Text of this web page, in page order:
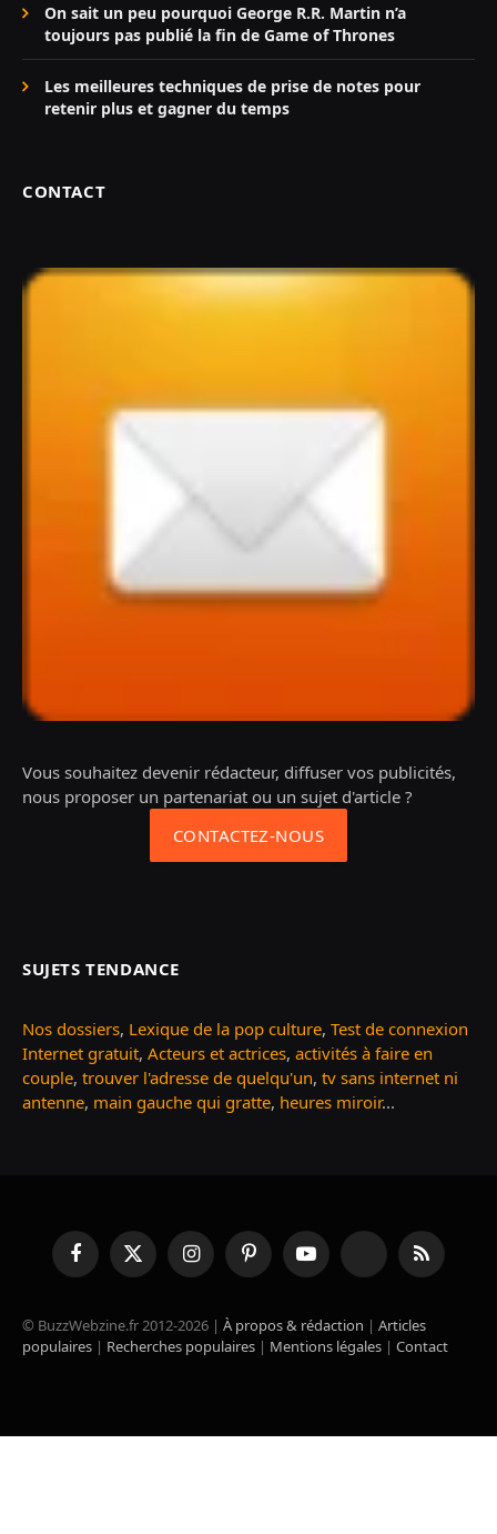
On sait un peu pourquoi George R.R. Martin n’a
toujours pas publié la fin de Game of Thrones
Les meilleures techniques de prise de notes pour
retenir plus et gagner du temps
CONTACT
Vous souhaitez devenir rédacteur, diffuser vos publicités,
nous proposer un partenariat ou un sujet d'article ?
CONTACTEZ-NOUS
SUJETS TENDANCE
Nos dossiers, Lexique de la pop culture, Test de connexion
Internet gratuit, Acteurs et actrices, activités à faire en
couple, trouver l'adresse de quelqu'un, tv sans internet ni
antenne, main gauche qui gratte, heures miroir...
FacebookX
(Twitter)
InstagramPinterestYouTube TikTok RSS
© BuzzWebzine.fr 2012-2026 | À propos & rédaction | Articles
populaires | Recherches populaires | Mentions légales | Contact